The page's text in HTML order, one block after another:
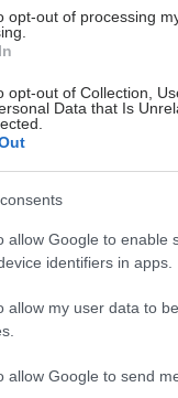
opt-out of processing
opt-out of Collection,
Data that Is
allow Google to enable
identifiers in apps.
allow my user data to
allow Google to send
παρουσίας του
του συζύγου
και οι συνεργάτες
μετά, αποφάσισαν
του ότι οι
μνήμης, τους
νερό και να το
όσο και της
φορά, και στις